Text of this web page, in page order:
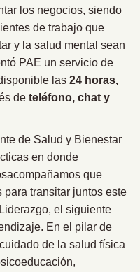
los negocios, siendo
de trabajo que
y la salud mental sean
PAE un servicio de
las 24 horas,
de teléfono, chat y
de Salud y Bienestar
en donde
que
transitar juntos este
el siguiente
En el pilar de
de la salud física